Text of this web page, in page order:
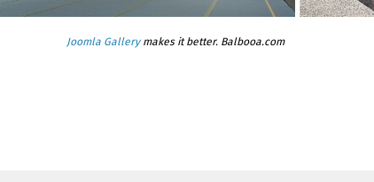
Joomla Gallerymakes it better. Balbooa.com